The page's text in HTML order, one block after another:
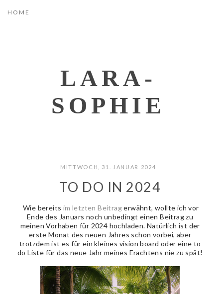
LARA-
SOPHIE
MITTWOCH, 31. JANUAR 2024
TO DO IN 2024
Wie bereits im letzten Beitragerwähnt, wollte ich vor
Ende des Januars noch unbedingt einen Beitrag zu
meinen Vorhaben für 2024 hochladen. Natürlich ist der
erste Monat des neuen Jahres schon vorbei, aber
trotzdem ist es für ein kleines vision board oder eine to
do Liste für das neue Jahr meines Erachtens nie zu spät!